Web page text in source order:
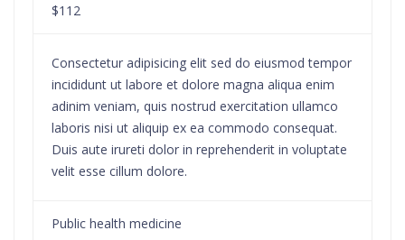
$112
Consectetur adipisicing elit sed do eiusmod tempor
incididunt ut labore et dolore magna aliqua enim
adinim veniam, quis nostrud exercitation ullamco
laboris nisi ut aliquip ex ea commodo consequat.
Duis aute irureti dolor in reprehenderit in voluptate
velit esse cillum dolore.
Public health medicine